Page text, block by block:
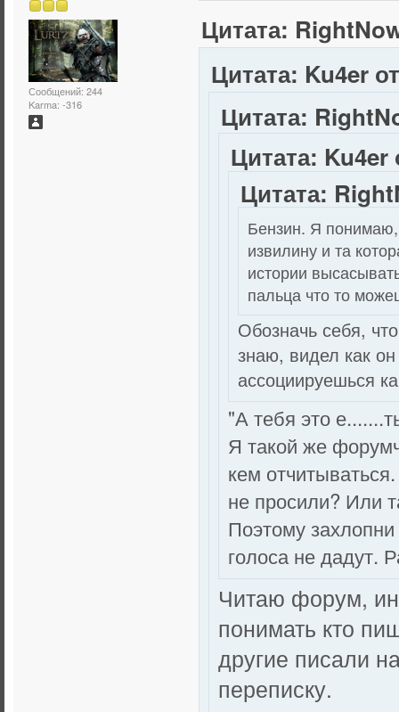
Сообщений: 244
Karma: -316
Цитата:
Цитата: Ku4er
Цитата:
Цитата: Ku4er
Цитата:
Бензин. Я
извилину и та
истории
пальца что то
Обозначь себя,
знаю, видел как
ассоциируешься
"А тебя это
Я такой же
кем
не просили? Или
Поэтому
голоса не дадут.
Читаю форум,
понимать кто
другие писали
переписку.